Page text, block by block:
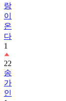
랑
이
온
다
1
22
송
가
인